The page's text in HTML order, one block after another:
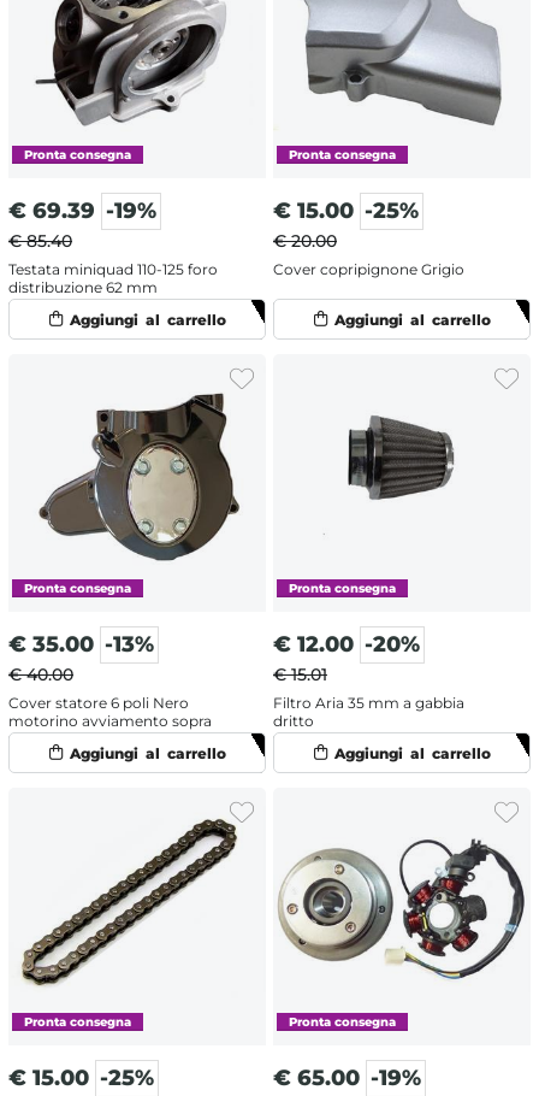
€ 69.39 -19%
€ 85.40
Testata miniquad 110-125 foro
distribuzione 62 mm
€ 15.00 -25%
€ 20.00
Cover copripignone Grigio
€ 35.00 -13%
€ 40.00
Cover statore 6 poli Nero
motorino avviamento sopra
€ 12.00 -20%
€ 15.01
Filtro Aria 35 mm a gabbia
dritto
€ 15.00 -25% € 65.00 -19%